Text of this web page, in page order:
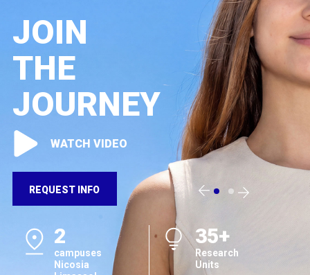
JOIN
THE
JOURNEY
WATCH VIDEO
REQUEST INFO
2
campuses
Nicosia
35+
Research
Units